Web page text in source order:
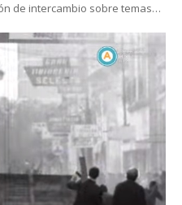
de intercambio sobre temas…